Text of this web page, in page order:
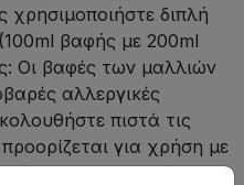
χρησιμοποιήστε διπλή
βαφής με 200ml
Οι βαφές των μαλλιών
αλλεργικές
πιστά τις
για χρήση με
Τα προσωρινά